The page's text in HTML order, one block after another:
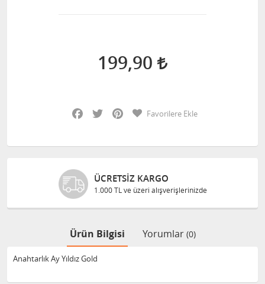
199,90
Facebook
Twitter PinterestFavorilere Ekle
ÜCRETSIZ KARGO
1.000 TL ve üzeri alışverişlerinizde
Ürün Bilgisi Yorumlar (0)
Anahtarlık Ay Yıldız Gold